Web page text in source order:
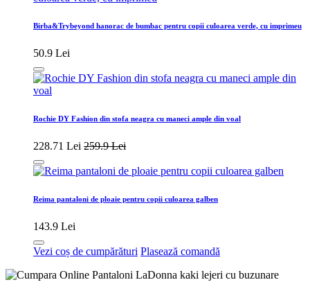
Birba&Trybeyond hanorac de bumbac pentru copii culoarea verde, cu imprimeu
50.9 Lei
Rochie DY Fashion din stofa neagra cu maneci ample din voal
228.71 Lei 259.9 Lei
Reima pantaloni de ploaie pentru copii culoarea galben
143.9 Lei
Vezi coș de cumpărături Plasează comandă